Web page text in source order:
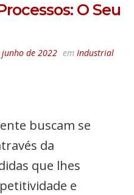
O Seu
de 2022 em Industrial
buscam se
da
que lhes
e